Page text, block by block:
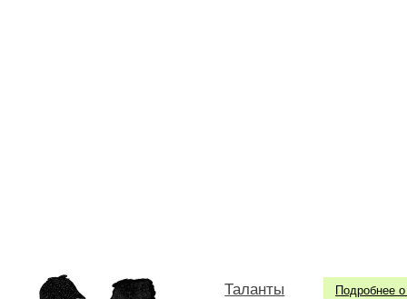
Подробнее о
Таланты